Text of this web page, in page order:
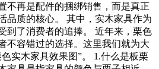
不再是配件的捆绑销售，而是真正
品质的核心。 其中，实木家具作为
到了消费者的追捧。 近年来，栗色
不容错过的选择。这里我们就为大
实木家具效果图”。 1.什么是板栗